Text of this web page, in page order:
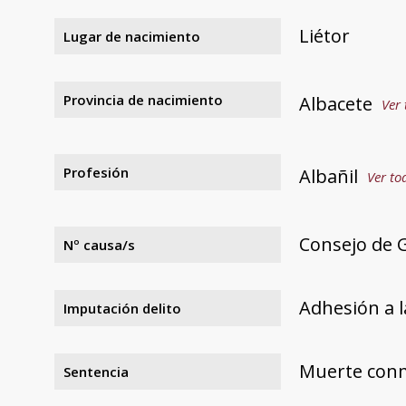
Lugar de nacimiento Liétor
Provincia de nacimiento Albacete
Profesión Albañil Ver
Nº causa/s Consejo de
Imputación delito Adhesión a
Sentencia Muerte